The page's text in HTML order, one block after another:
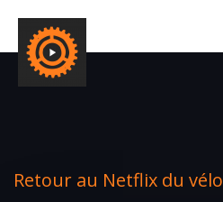
Retour au Netflix du vélo